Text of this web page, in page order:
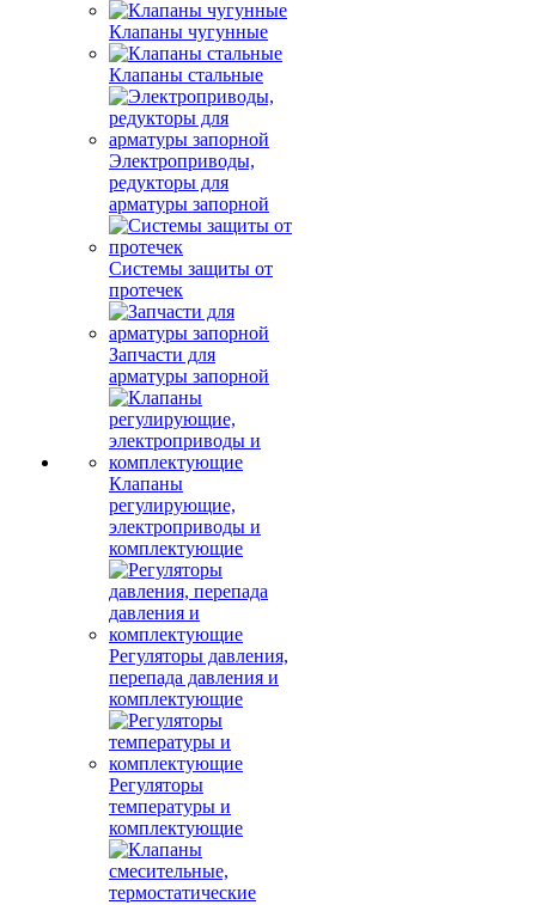
Клапаны чугунные
Клапаны стальные
Электроприводы,
редукторы для
арматуры запорной
Системы защиты от
протечек
Запчасти для
арматуры запорной
Клапаны
регулирующие,
электроприводы и
комплектующие
Регуляторы давления,
перепада давления и
комплектующие
Регуляторы
температуры и
комплектующие